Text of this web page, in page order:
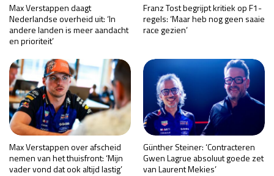
Max Verstappen daagt
Nederlandse overheid uit: ‘In
andere landen is meer aandacht
en prioriteit’
Franz Tost begrijpt kritiek op F1-
regels: ‘Maar heb nog geen saaie
race gezien’
Max Verstappen over afscheid
nemen van het thuisfront: ‘Mijn
vader vond dat ook altijd lastig’
Günther Steiner: ‘Contracteren
Gwen Lagrue absoluut goede zet
van Laurent Mekies’